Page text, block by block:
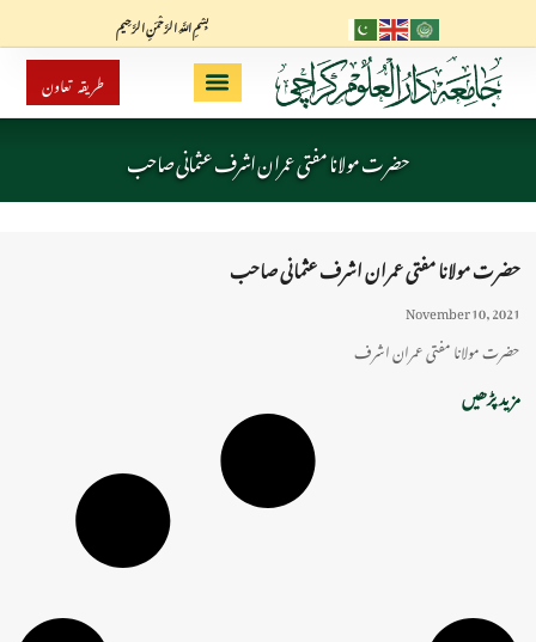
بِسْمِ اللَّهِ الرَّحْمَنِ الرَّحِيم
طریقہ تعاون
حضرت مولانا مفتی عمران اشرف عثمانی صاحب
حضرت مولانا مفتی عمران اشرف عثمانی صاحب
November 10, 2021
حضرت مولانا مفتی عمران اشرف
مزید پڑھیں